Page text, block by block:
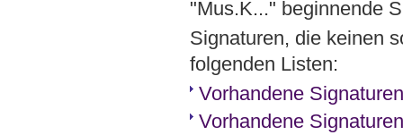
"Mus.K..." beginnende
Signaturen, die keinen
folgenden Listen:
Vorhandene
Vorhandene